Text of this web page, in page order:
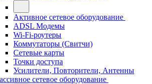
Активное сетевое оборудование
ADSL Модемы
Wi-Fi-роутеры
Коммутаторы (Свитчи)
Сетевые карты
Точки доступа
Усилители, Повторители, Антенны
сетевое оборудование